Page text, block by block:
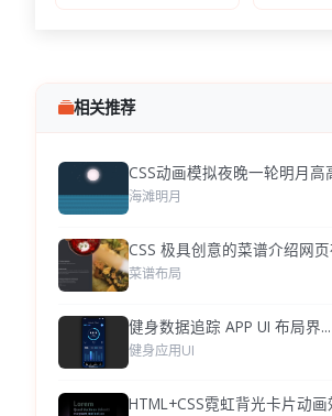
相关推荐
CSS动画模拟夜晚一轮明月高
海滩明月
CSS 极具创意的菜谱介绍网
菜谱布局
健身数据追踪 APP UI 布局界...
健身应用UI
HTML+CSS霓虹背光卡片动画